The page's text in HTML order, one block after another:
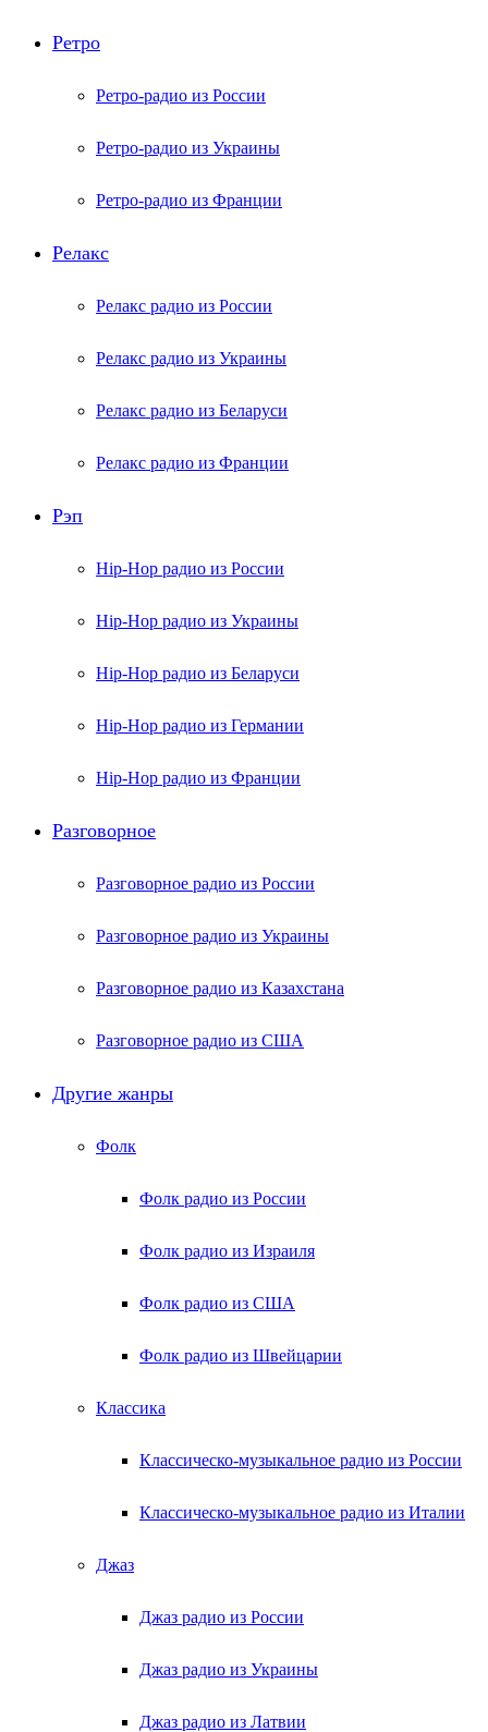
Ретро
Ретро-радио из России
Ретро-радио из Украины
Ретро-радио из Франции
Релакс
Релакс радио из России
Релакс радио из Украины
Релакс радио из Беларуси
Релакс радио из Франции
Рэп
Hip-Hop радио из России
Hip-Hop радио из Украины
Hip-Hop радио из Беларуси
Hip-Hop радио из Германии
Hip-Hop радио из Франции
Разговорное
Разговорное радио из России
Разговорное радио из Украины
Разговорное радио из Казахстана
Разговорное радио из США
Другие жанры
Фолк
Фолк радио из России
Фолк радио из Израиля
Фолк радио из США
Фолк радио из Швейцарии
Классика
Классическо-музыкальное радио из России
Классическо-музыкальное радио из Италии
Джаз
Джаз радио из России
Джаз радио из Украины
Джаз радио из Латвии